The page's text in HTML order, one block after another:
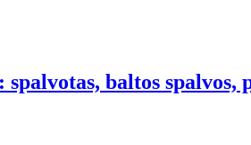
baltos spalvos,